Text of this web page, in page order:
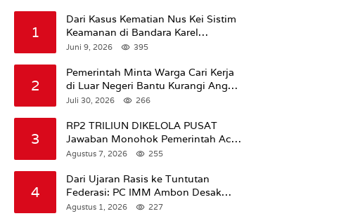
1
Dari Kasus Kematian Nus Kei Sistim
Keamanan di Bandara Karel
Sadsuitubun Langgur
Juni 9, 2026 395
2
Pemerintah Minta Warga Cari Kerja
di Luar Negeri Bantu Kurangi Angka
Pengangguran
Juli 30, 2026 266
3
RP2 TRILIUN DIKELOLA PUSAT
Jawaban Monohok Pemerintah Aceh
Usai Disorot Mentan Amran Soal
Agustus 7, 2026 255
4
Dari Ujaran Rasis ke Tuntutan
Federasi: PC IMM Ambon Desak
Klarifikasi Presiden dan Imbau
Agustus 1, 2026 227